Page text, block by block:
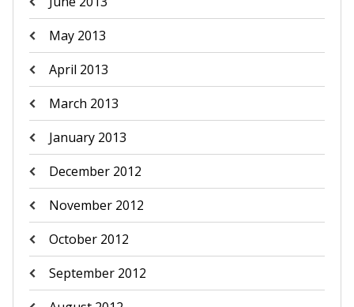
May 2013
April 2013
March 2013
January 2013
December 2012
November 2012
October 2012
September 2012